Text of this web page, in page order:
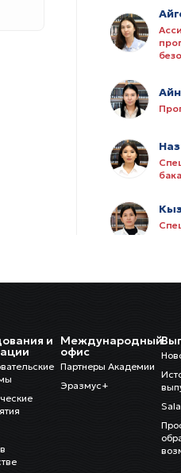
и Международный
офис
Партнеры Академии
Эразмус+